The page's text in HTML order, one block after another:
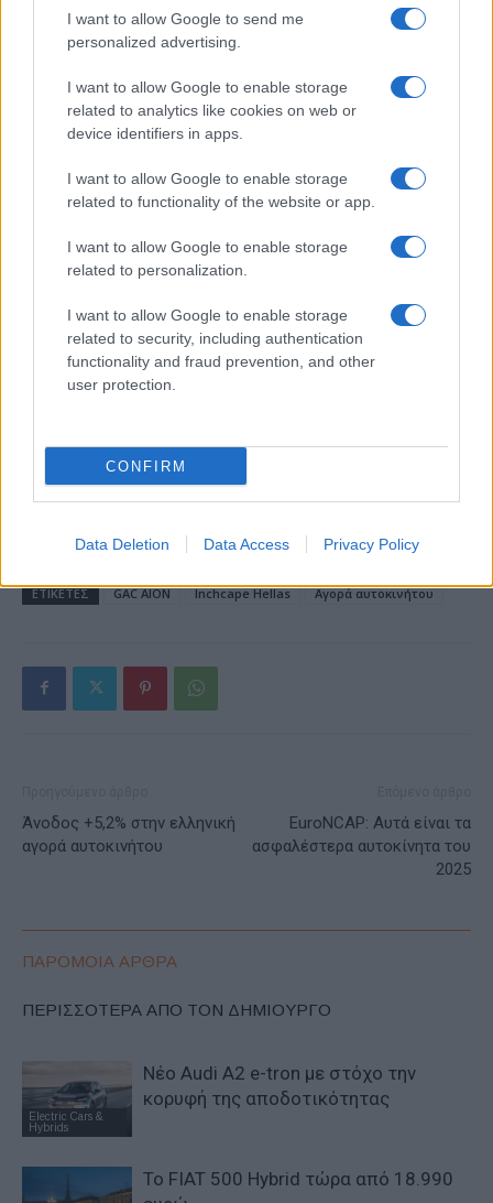
I want to allow Google to send me
personalized advertising.
I want to allow Google to enable storage
related to analytics like cookies on web or
device identifiers in apps.
I want to allow Google to enable storage
related to functionality of the website or app.
I want to allow Google to enable storage
related to personalization.
I want to allow Google to enable storage
related to security, including authentication
functionality and fraud prevention, and other
user protection.
CONFIRM
Data Deletion Data Access Privacy Policy
Το FIAT 500 Hybrid τώρα
από 18.990 ευρώ
Ατρόμητος και Novibet
18η συνεχόμενη χρονιά για τον ΟΤΕ στη διεθνή σειρά
δεικτών FTSE4Good
Alpha Bank: Για πρώτη φορά το Αρχαίο Θέατρο Επιδαύρου
άνοιξε τις πύλες του σε όλους
ΕΤΙΚΕΤΕΣ GAC AION Inchcape Hellas Αγορά αυτοκινήτου
Άνοδος +5,2% στην ελληνική
αγορά αυτοκινήτου
EuroNCAP: Αυτά είναι τα
ασφαλέστερα αυτοκίνητα του
2025
ΠΑΡΟΜΟΙΑ ΑΡΘΡΑ
ΠΕΡΙΣΣΟΤΕΡΑ ΑΠΟ ΤΟΝ ΔΗΜΙΟΥΡΓΟ
Electric Cars &
Hybrids
Νέο Audi A2 e-tron με στόχο την
κορυφή της αποδοτικότητας
Το FIAT 500 Hybrid τώρα από 18.990